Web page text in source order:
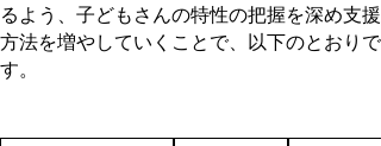
るよう、子どもさんの特性の把握を深め支援
方法を増やしていくことで、以下のとおりで
す。